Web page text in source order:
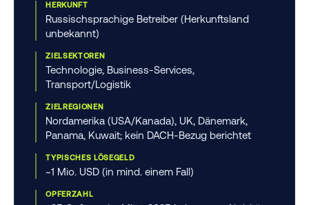
HERKUNFT
Russischsprachige Betreiber (Herkunftsland
unbekannt)
ZIELSEKTOREN
Technologie, Business-Services,
Transport/Logistik
ZIELREGIONEN
Nordamerika (USA/Kanada), UK, Dänemark,
Panama, Kuwait; kein DACH-Bezug berichtet
TYPISCHES LÖSEGELD
~1 Mio. USD (in mind. einem Fall)
OPFERZAHL